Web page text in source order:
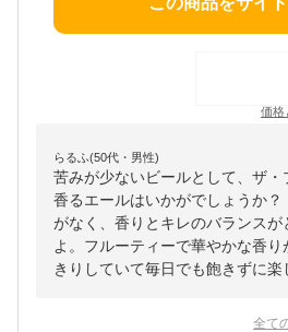
価格
らるふ(50代・男性)
苦みが少ないビールとして、ザ・
香るエールはいかがでしょうか
がなく、香りとキレのバランス
よ。フルーティーで華やかな香り
きりしていて毎日でも飽きずに楽
全て